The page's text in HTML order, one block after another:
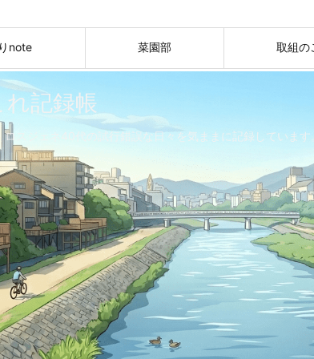
note 菜園部 取組の
記録帳
スジェネ40代の試行錯誤な日々を気ままに記録しています